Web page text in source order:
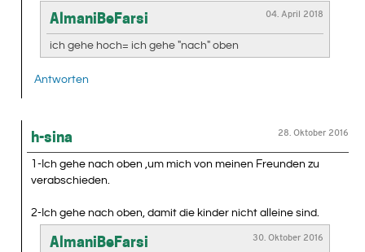
AlmaniBeFarsi 04. April 2018
ich gehe hoch= ich gehe "nach" oben
Antworten
h-sina 28. Oktober 2016
1-Ich gehe nach oben ,um mich von meinen Freunden zu
verabschieden.
2-Ich gehe nach oben, damit die kinder nicht alleine sind.
AlmaniBeFarsi 30. Oktober 2016